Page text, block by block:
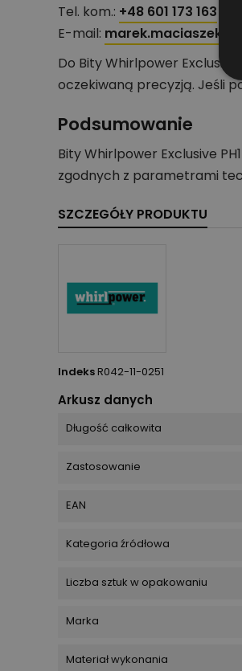
Tel. kom.: +48 601 173 163
E-mail:
Do Bity Whirlpower
oczekiwaną precyzją. Jeśli
Podsumowanie
Bity Whirlpower Exclusive
zgodnych z parametrami
SZCZEGÓŁY PRODUKTU
IndeksR042-11-0251
Arkusz danych
Długość całkowita
Zastosowanie
EAN
Kategoria źródłowa
Liczba sztuk w opakowaniu
Marka
Materiał wykonania